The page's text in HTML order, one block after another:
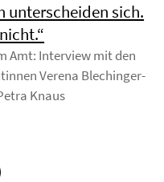
unterscheiden sich.
Amt: Interview mit den
Verena Blechinger-
Knaus